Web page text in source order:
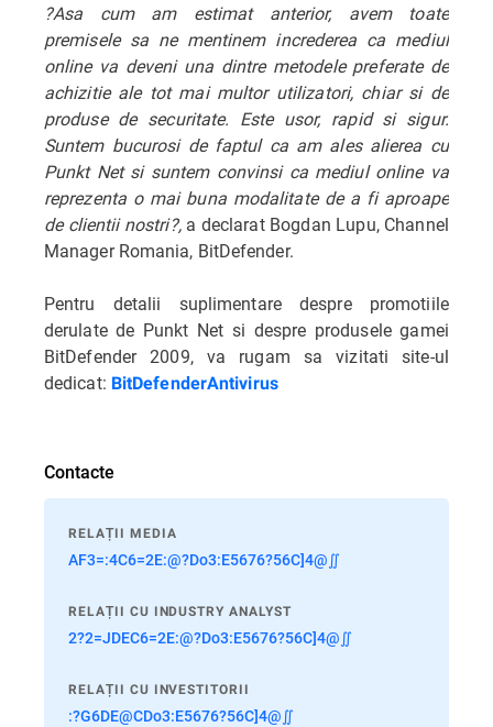
?Asa cum am estimat anterior, avem toate
premisele sa ne mentinem increderea ca mediul
online va deveni una dintre metodele preferate de
achizitie ale tot mai multor utilizatori, chiar si de
produse de securitate. Este usor, rapid si sigur.
Suntem bucurosi de faptul ca am ales alierea cu
Punkt Net si suntem convinsi ca mediul online va
reprezenta o mai buna modalitate de a fi aproape
de clientii nostri?,a declarat Bogdan Lupu, Channel
Manager Romania, BitDefender.
Pentru detalii suplimentare despre promotiile
derulate de Punkt Net si despre produsele gamei
BitDefender 2009, va rugam sa vizitati site-ul
dedicat: BitDefenderAntivirus
Contacte
RELAȚII MEDIA
AF3=:4C6=2E:@?Do3:E5676?56C]4@∬
RELAȚII CU INDUSTRY ANALYST
2?2=JDEC6=2E:@?Do3:E5676?56C]4@∬
RELAȚII CU INVESTITORII
:?G6DE@CDo3:E5676?56C]4@∬